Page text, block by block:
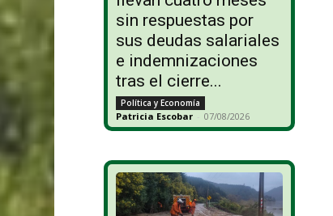
sin respuestas por
sus deudas salariales
e indemnizaciones
tras el cierre...
Política y Economía
Patricia Escobar - 07/08/2026